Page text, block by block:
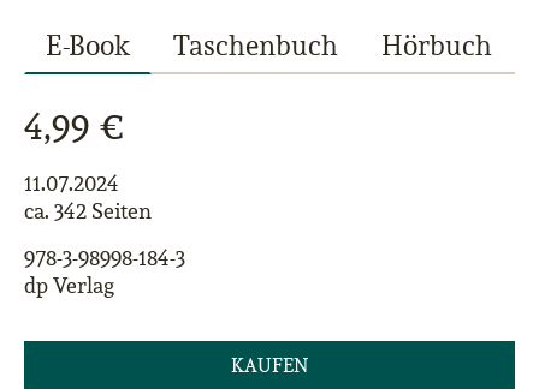
E-Book Taschenbuch Hörbuch
4,99 €
11.07.2024
ca. 342 Seiten
978-3-98998-184-3
dp Verlag
KAUFEN